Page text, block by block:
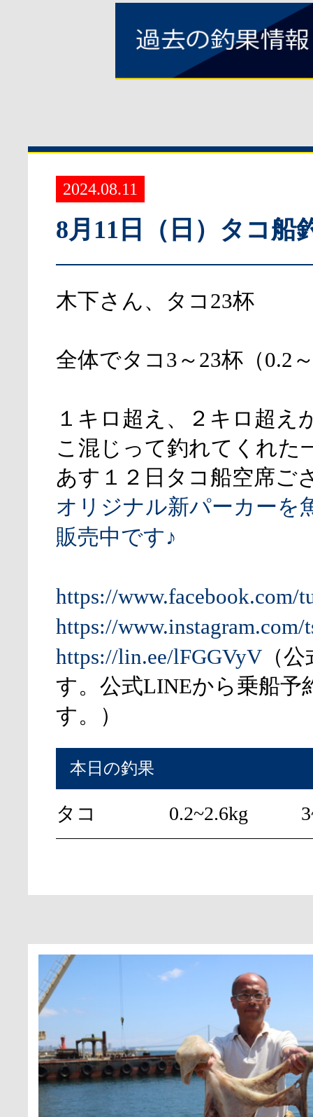
2024.08.11
8月11日（日）タコ船
木下さん、タコ23杯
全体でタコ3～23杯（0.2
１キロ超え、２キロ超え
こ混じって釣れてくれた
あす１２日タコ船空席ご
オリジナル新パーカーを
販売中です♪
https://www.facebook.com/
https://www.instagram.com/
https://lin.ee/lFGGVyV （
す。公式LINEから乗船予
す。）
本日の釣果
タコ 0.2~2.6kg